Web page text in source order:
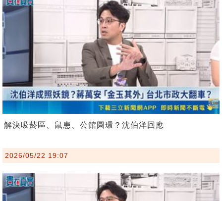
解決吸菸區、鼠患、公館圓環？沈伯洋回應
2026/05/22 19:07